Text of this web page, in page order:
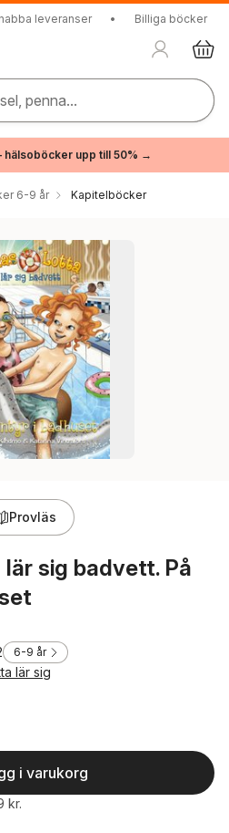
leveranser • Billiga böcker
penna...
hälsoböcker upp till 50% →
6-9 år Kapitelböcker
Provläs
sig badvett. På
6-9 år
lär sig
röster:
i varukorg
kr.